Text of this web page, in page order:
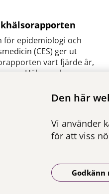
Den här
Vi använder
för att viss
Godkänn
för epidemiologi och
(CES) ger ut
vart fjärde år,
av Hälso- och